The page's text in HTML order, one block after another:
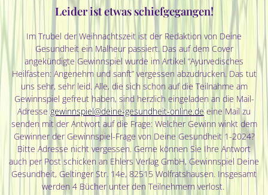
Leider ist etwas schiefgegangen!
Im Trubel der Weihnachtszeit ist der Redaktion von Deine
Gesundheit ein Malheur passiert. Das auf dem Cover
angekündigte Gewinnspiel wurde im Artikel “Ayurvedisches
Heilfasten: Angenehm und sanft” vergessen abzudrucken. Das tut
uns sehr, sehr leid. Alle, die sich schon auf die Teilnahme am
Gewinnspiel gefreut haben, sind herzlich eingeladen an die Mail-
Adressegewinnspiel@deine-gesundheit-online.deeine Mail zu
senden mit der Antwort auf die Frage: Welcher Gewinn winkt dem
Gewinner der Gewinnspiel-Frage von Deine Gesundheit 1-2024?
Bitte Adresse nicht vergessen. Gerne können Sie Ihre Antwort
auch per Post schicken an Ehlers Verlag GmbH, Gewinnspiel Deine
Gesundheit, Geltinger Str. 14e, 82515 Wolfratshausen. Insgesamt
werden 4 Bücher unter den Teilnehmern verlost.